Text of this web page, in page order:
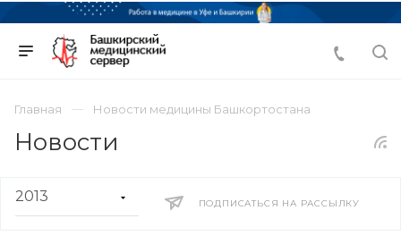
Главная Новости медицины Башкортостана
Новости
ПОДПИСАТЬСЯ НА РАССЫЛКУ